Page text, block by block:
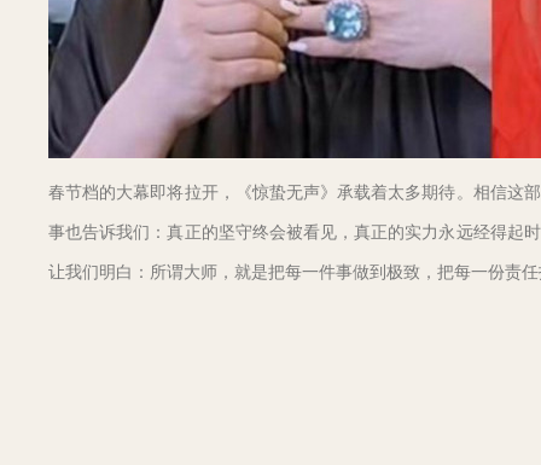
春节档的大幕即将拉开，《惊蛰无声》承载着太多期待。相信这
事也告诉我们：真正的坚守终会被看见，真正的实力永远经得起
让我们明白：所谓大师，就是把每一件事做到极致，把每一份责